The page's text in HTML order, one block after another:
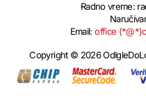
Radno vreme:
Email:office
Copyright © 2026